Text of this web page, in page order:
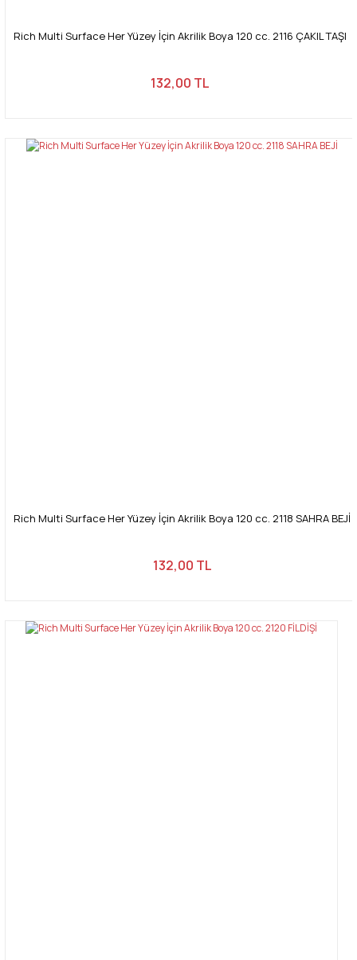
Rich Multi Surface Her Yüzey İçin Akrilik Boya 120 cc. 2116 ÇAKIL TAŞI
132,00 TL
Rich Multi Surface Her Yüzey İçin Akrilik Boya 120 cc. 2118 SAHRA BEJİ
132,00 TL